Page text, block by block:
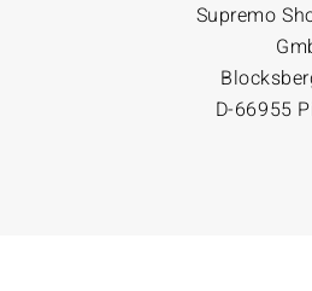
Supremo
D-66955